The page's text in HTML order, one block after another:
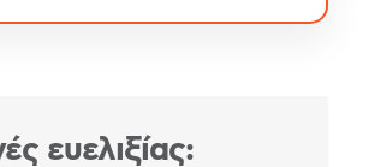
ευελιξίας: